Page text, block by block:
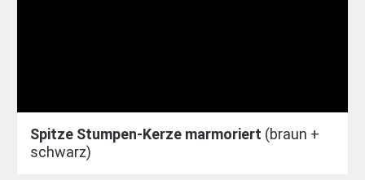
Spitze Stumpen-Kerze marmoriert (braun +
schwarz)